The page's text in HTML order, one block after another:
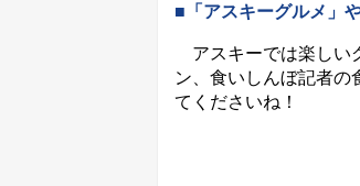
■「アスキーグルメ」
アスキーでは楽しい
ン、食いしんぼ記者の
てくださいね！